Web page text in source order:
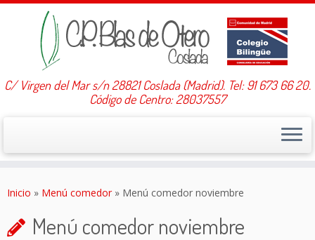
C/ Virgen del Mar s/n 28821 Coslada (Madrid). Tel: 91 673 66 20.
Código de Centro: 28037557
Inicio » Menú comedor » Menú comedor noviembre
Menú comedor noviembre